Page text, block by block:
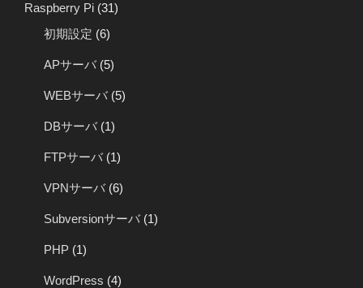
Raspberry Pi (31)
初期設定 (6)
APサーバ(5)
WEBサーバ(5)
DBサーバ(1)
FTPサーバ(1)
VPNサーバ(6)
Subversionサーバ(1)
PHP (1)
WordPress (4)